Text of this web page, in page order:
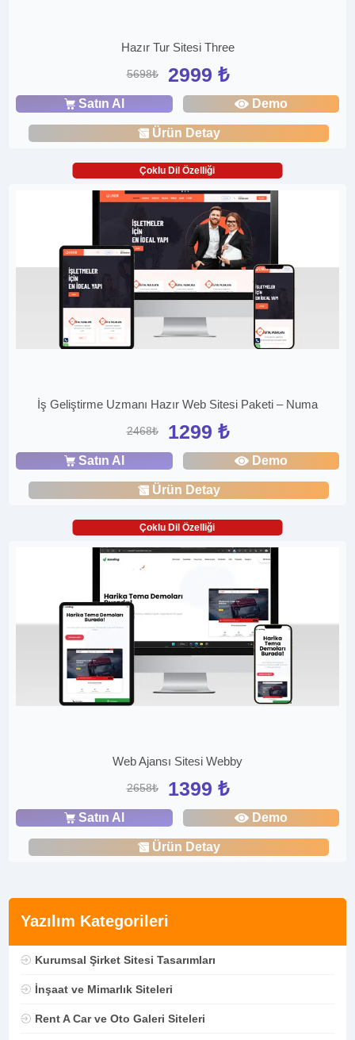
Yazılım Kategorileri
Kurumsal Şirket Sitesi Tasarımları
İnşaat ve Mimarlık Siteleri
Rent A Car ve Oto Galeri Siteleri
Hazır Tur Sitesi Three
5698₺ 2999 ₺
Satın Al Demo
Ürün Detay
Çoklu Dil Özelliği
İş Geliştirme Uzmanı Hazır Web Sitesi Paketi – Numa
2468₺ 1299 ₺
Satın Al Demo
Ürün Detay
Çoklu Dil Özelliği
Web Ajansı Sitesi Webby
2658₺ 1399 ₺
Satın Al Demo
Ürün Detay